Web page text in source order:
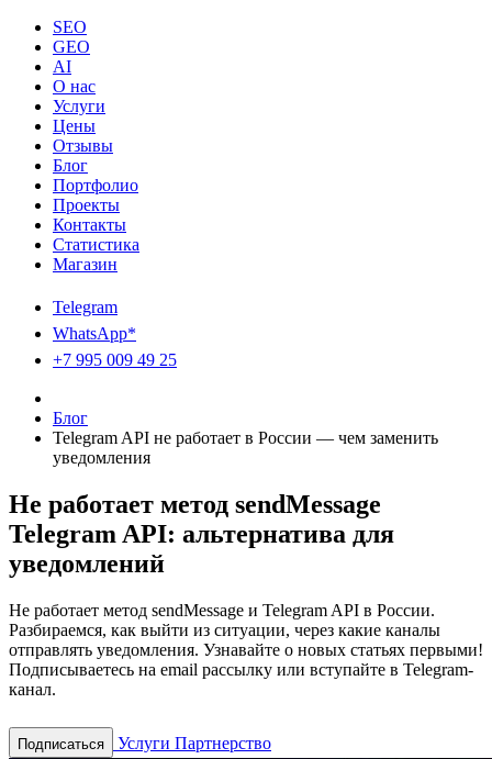
SEO
GEO
AI
О нас
Услуги
Цены
Отзывы
Блог
Портфолио
Проекты
Контакты
Статистика
Магазин
Telegram
WhatsApp*
+7 995 009 49 25
Блог
Telegram API не работает в России — чем заменить
уведомления
Не работает метод sendMessage
Telegram API: альтернатива для
уведомлений
Не работает метод sendMessage и Telegram API в России.
Разбираемся, как выйти из ситуации, через какие каналы
отправлять уведомления. Узнавайте о новых статьях первыми!
Подписываетесь на email рассылку или вступайте в Telegram-
канал.
Подписаться Услуги Партнерство